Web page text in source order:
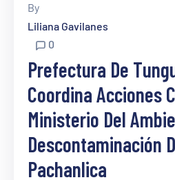
By
Liliana Gavilanes
0
Prefectura De
Coordina Acciones
Ministerio Del
Descontaminación
Pachanlica